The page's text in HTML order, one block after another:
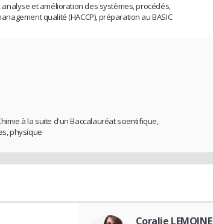
et amélioration des systèmes, procédés,
qualité (HACCP), préparation au BASIC
à la suite d'un Baccalauréat scientifique,
physique
Coralie LEMOINE